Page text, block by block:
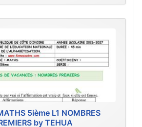
5ième L1 NOMBRES
by TEHUA